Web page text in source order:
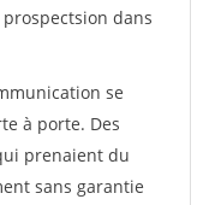
dans
se
à porte. Des
prenaient du
sans garantie